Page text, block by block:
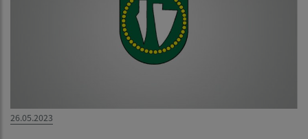
26.05.2023